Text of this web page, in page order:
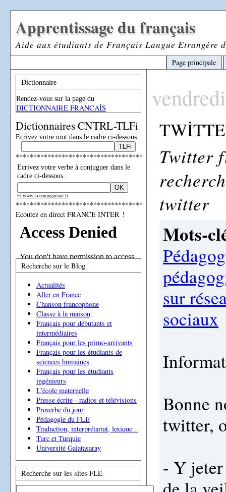
Apprentissage du français
Aide aux étudiants de Français Langue Etrangère
Page principale
Dictionnaire
Rendez-vous sur la page du
DICTIONNAIRE FRANCAİS
Dictionnaires CNTRL-TLFi
Ecrivez votre mot dans le cadre ci-dessous :
************************************
Ecrivez votre verbe à conjuguer dans le
cadre ci-dessous :
© www.la-conjugaison.fr
************************************
Ecoutez en direct FRANCE INTER !
Recherche sur le Blog
Actualités
Aller en France
Chanson francophone
Classe à la maison
Français pour débutants et
intermédiaires
Français pour les primo-arrivants
Français pour les étudiants de
sciences humaines
Français pour les étudiants
ingénieurs
L'école maternelle
Presse écrite - radios et télévisions
Proverbe du jour
Pédagogie du FLE
Traduction, interprétariat, lexique...
Turc et Turquie
Université Galatasaray
Recherche sur les sites FLE
vendredi
Twitter
twitter
Mots-
sur
sociaux
Bonne
twitter,
- Y